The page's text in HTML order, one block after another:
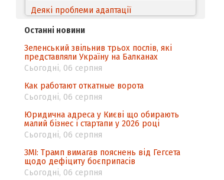
Деякі проблеми адаптації
походження товарів відповідно до
Угоди про торговельні аспекти прав
інтелектуальної власності (TRIPS) у
контексті євроінтеграції
Аналіз виборчого законодавства щодо
підрахунку голосів виборців
Інформаційна безпека суспільства
Останні новини
Зеленський звільнив трьох послів, які
представляли Україну на Балканах
Сьогодні, 06 серпня
Как работают откатные ворота
Сьогодні, 06 серпня
Юридична адреса у Києві що обирають
малий бізнес і стартапи у 2026 році
Сьогодні, 06 серпня
ЗМІ: Трамп вимагав пояснень від Гегсета
щодо дефіциту боєприпасів
Сьогодні, 06 серпня